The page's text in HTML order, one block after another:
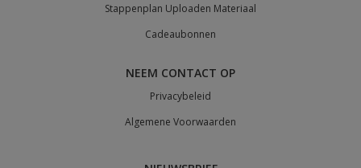
Stappenplan Uploaden Materiaal
Cadeaubonnen
NEEM CONTACT OP
Privacybeleid
Algemene Voorwaarden